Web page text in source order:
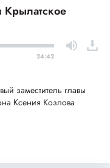
24:42
заместитель главы
Ксения Козлова